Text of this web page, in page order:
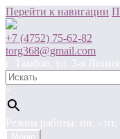
Перейти к навигации
+7 (4752) 75-62-82
torg368@gmail.com
г. Тамбов, ул. 3-я
×
Режим работы: пн. - пт.
Меню